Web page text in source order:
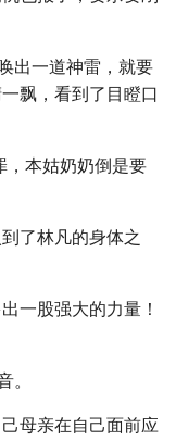
出一道神雷，就要
飘，看到了目瞪口
，本姑奶奶倒是要
了林凡的身体之
一股强大的力量！
。
母亲在自己面前应